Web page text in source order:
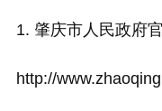
肇庆市人民政府